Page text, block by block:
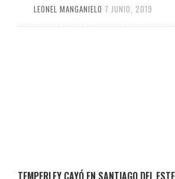
LEONEL MANGANIELO 7 JUNIO, 2019
TEMPERLEY CAYÓ EN SANTIAGO DEL